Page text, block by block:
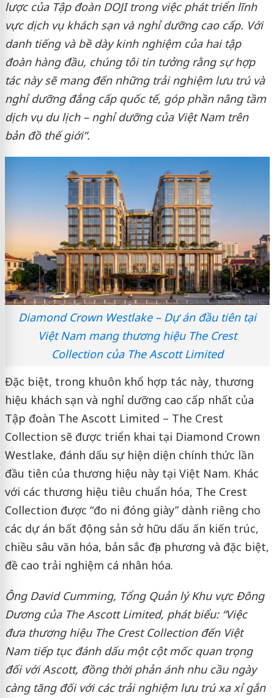
lược của Tập đoàn DOJI trong việc phát triển lĩnh
vực dịch vụ khách sạn và nghỉ dưỡng cao cấp. Với
danh tiếng và bề dày kinh nghiệm của hai tập
đoàn hàng đầu, chúng tôi tin tưởng rằng sự hợp
tác này sẽ mang đến những trải nghiệm lưu trú và
nghỉ dưỡng đẳng cấp quốc tế, góp phần nâng tầm
dịch vụ du lịch – nghỉ dưỡng của Việt Nam trên
bản đồ thế giới”.
Diamond Crown Westlake – Dự án đầu tiên tại
Việt Nam mang thương hiệu The Crest
Collection của The Ascott Limited
Đặc biệt, trong khuôn khổ hợp tác này, thương
hiệu khách sạn và nghỉ dưỡng cao cấp nhất của
Tập đoàn The Ascott Limited – The Crest
Collection sẽ được triển khai tại Diamond Crown
Westlake, đánh dấu sự hiện diện chính thức lần
đầu tiên của thương hiệu này tại Việt Nam. Khác
với các thương hiệu tiêu chuẩn hóa, The Crest
Collection được “đo ni đóng giày” dành riêng cho
các dự án bất động sản sở hữu dấu ấn kiến trúc,
chiều sâu văn hóa, bản sắc địa phương và đặc biệt,
đề cao trải nghiệm cá nhân hóa.
Ông David Cumming, Tổng Quản lý Khu vực Đông
Dương của The Ascott Limited, phát biểu: “Việc
đưa thương hiệu The Crest Collection đến Việt
Nam tiếp tục đánh dấu một cột mốc quan trọng
đối với Ascott, đồng thời phản ánh nhu cầu ngày
càng tăng đối với các trải nghiệm lưu trú xa xỉ gắn